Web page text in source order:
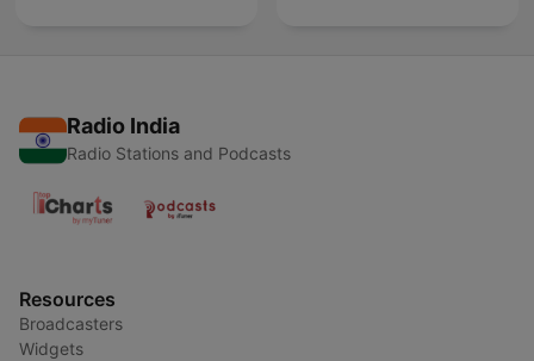
Radio India
Radio Stations and Podcasts
Resources
Broadcasters
Widgets